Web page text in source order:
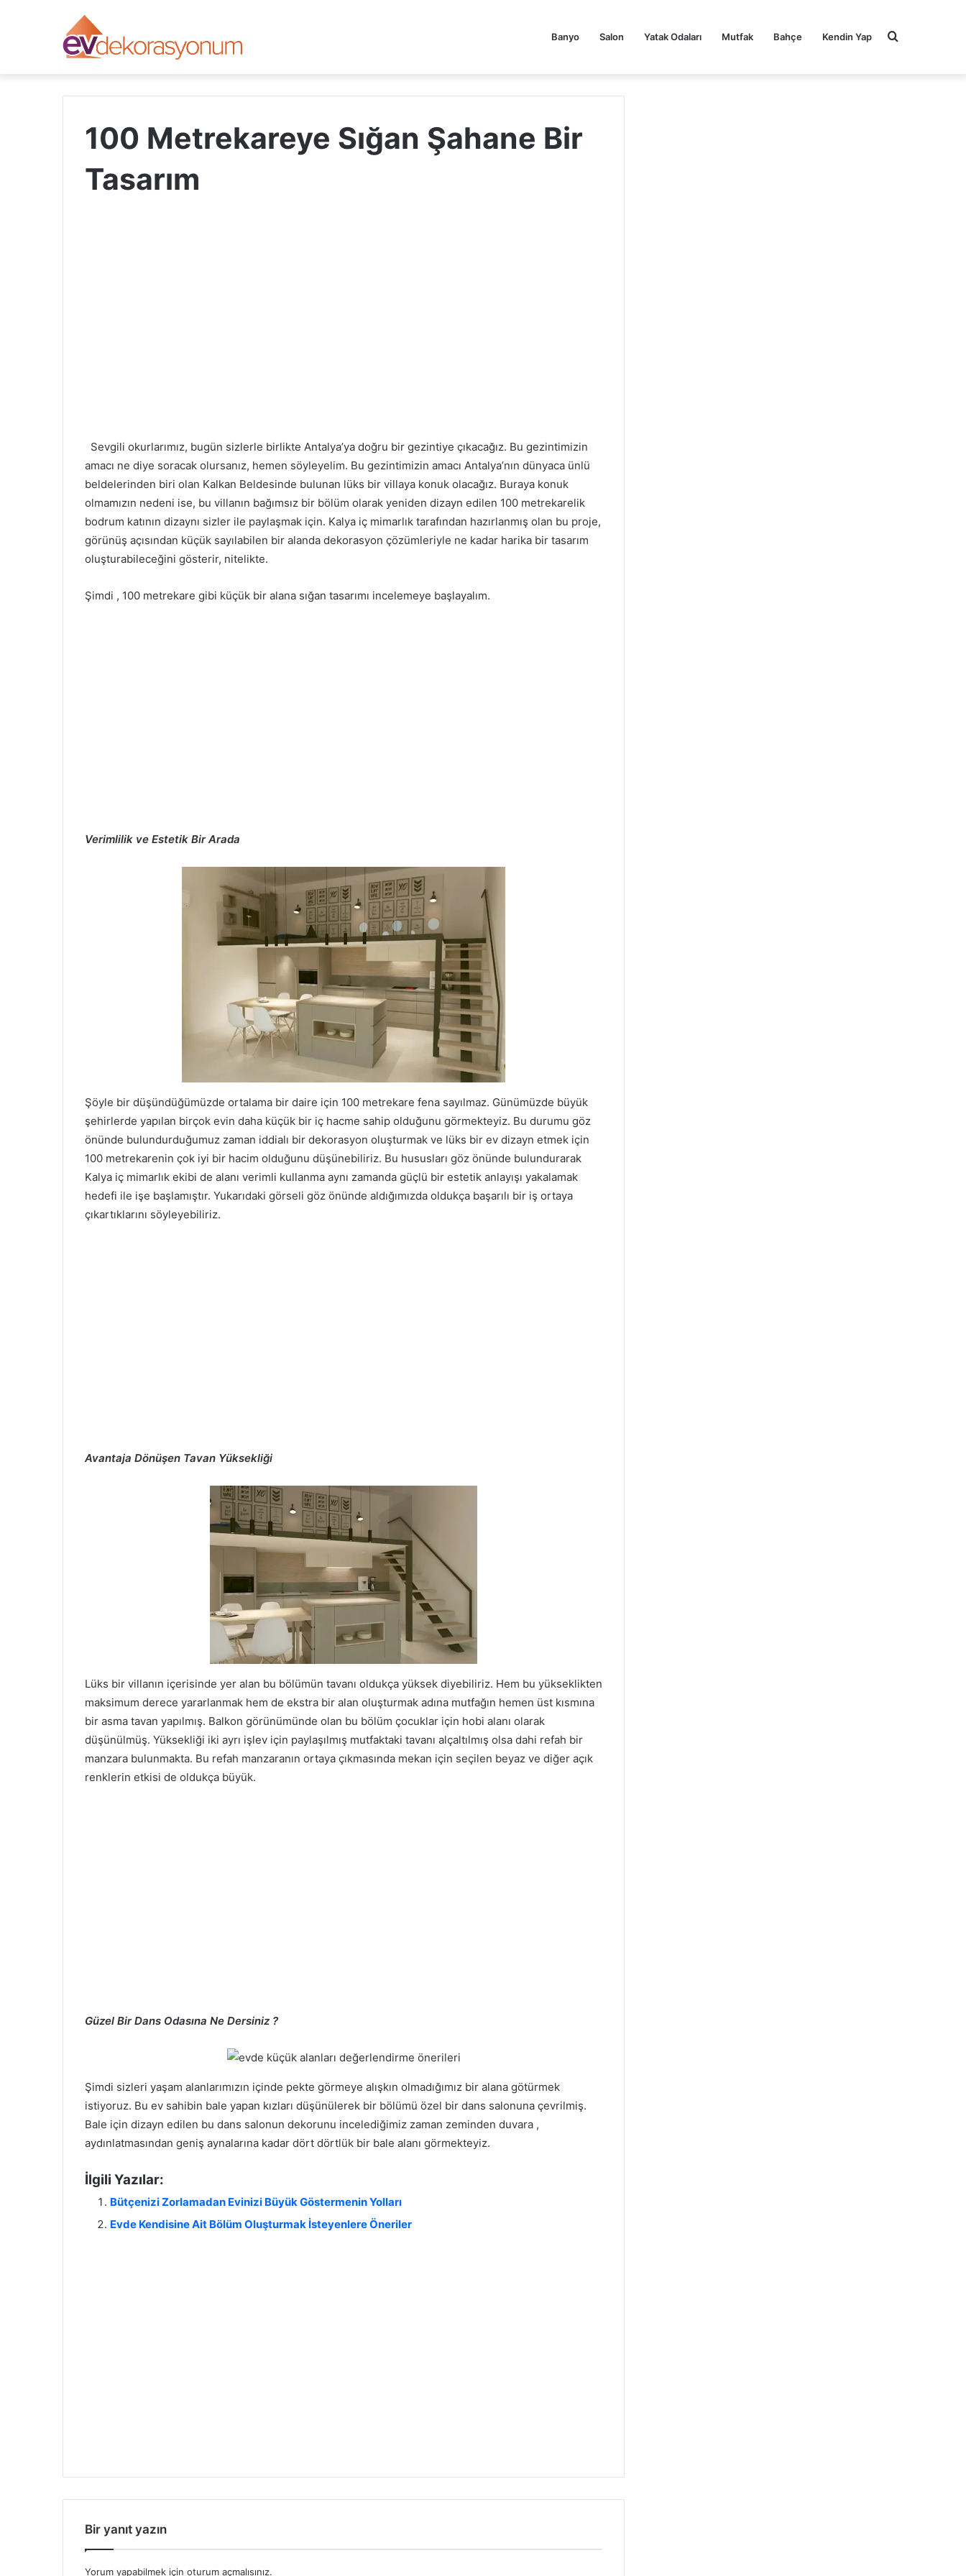
Banyo Salon Yatak Odaları Mutfak Bahçe Kendin Yap Arama
100 Metrekareye Sığan Şahane Bir
Tasarım
Sevgili okurlarımız, bugün sizlerle birlikte Antalya’ya doğru bir gezintiye çıkacağız. Bu gezintimizin
amacı ne diye soracak olursanız, hemen söyleyelim. Bu gezintimizin amacı Antalya’nın dünyaca ünlü
beldelerinden biri olan Kalkan Beldesinde bulunan lüks bir villaya konuk olacağız. Buraya konuk
olmamızın nedeni ise, bu villanın bağımsız bir bölüm olarak yeniden dizayn edilen 100 metrekarelik
bodrum katının dizaynı sizler ile paylaşmak için. Kalya iç mimarlık tarafından hazırlanmış olan bu proje,
görünüş açısından küçük sayılabilen bir alanda dekorasyon çözümleriyle ne kadar harika bir tasarım
oluşturabileceğini gösterir, nitelikte.
Şimdi , 100 metrekare gibi küçük bir alana sığan tasarımı incelemeye başlayalım.
Verimlilik ve Estetik Bir Arada
Şöyle bir düşündüğümüzde ortalama bir daire için 100 metrekare fena sayılmaz. Günümüzde büyük
şehirlerde yapılan birçok evin daha küçük bir iç hacme sahip olduğunu görmekteyiz. Bu durumu göz
önünde bulundurduğumuz zaman iddialı bir dekorasyon oluşturmak ve lüks bir ev dizayn etmek için
100 metrekarenin çok iyi bir hacim olduğunu düşünebiliriz. Bu hususları göz önünde bulundurarak
Kalya iç mimarlık ekibi de alanı verimli kullanma aynı zamanda güçlü bir estetik anlayışı yakalamak
hedefi ile işe başlamıştır. Yukarıdaki görseli göz önünde aldığımızda oldukça başarılı bir iş ortaya
çıkartıklarını söyleyebiliriz.
Avantaja Dönüşen Tavan Yüksekliği
Lüks bir villanın içerisinde yer alan bu bölümün tavanı oldukça yüksek diyebiliriz. Hem bu yükseklikten
maksimum derece yararlanmak hem de ekstra bir alan oluşturmak adına mutfağın hemen üst kısmına
bir asma tavan yapılmış. Balkon görünümünde olan bu bölüm çocuklar için hobi alanı olarak
düşünülmüş. Yüksekliği iki ayrı işlev için paylaşılmış mutfaktaki tavanı alçaltılmış olsa dahi refah bir
manzara bulunmakta. Bu refah manzaranın ortaya çıkmasında mekan için seçilen beyaz ve diğer açık
renklerin etkisi de oldukça büyük.
Güzel Bir Dans Odasına Ne Dersiniz ?
Şimdi sizleri yaşam alanlarımızın içinde pekte görmeye alışkın olmadığımız bir alana götürmek
istiyoruz. Bu ev sahibin bale yapan kızları düşünülerek bir bölümü özel bir dans salonuna çevrilmiş.
Bale için dizayn edilen bu dans salonun dekorunu incelediğimiz zaman zeminden duvara ,
aydınlatmasından geniş aynalarına kadar dört dörtlük bir bale alanı görmekteyiz.
İlgili Yazılar:
Bütçenizi Zorlamadan Evinizi Büyük Göstermenin Yolları
Evde Kendisine Ait Bölüm Oluşturmak İsteyenlere Öneriler
Bir yanıt yazın
Yorum yapabilmek için oturum açmalısınız.